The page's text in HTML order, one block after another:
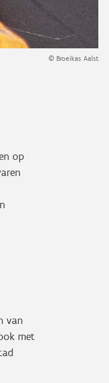
© Broeikas Aalst
op
van
met